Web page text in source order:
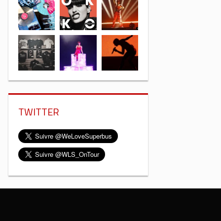
TWITTER